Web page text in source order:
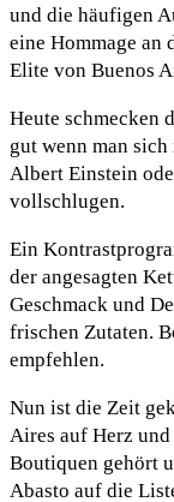
und die häufigen
eine Hommage an
Elite von Buenos
Heute schmecken
gut wenn man
Albert Einstein
vollschlugen.
Ein
der angesagten
Geschmack und
frischen Zutaten.
empfehlen.
Nun ist die Zeit
Aires auf Herz
Boutiquen gehört
Abasto auf die